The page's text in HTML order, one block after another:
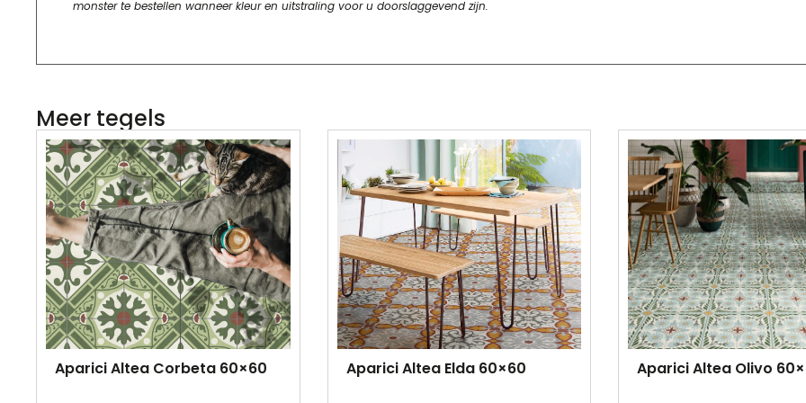
monster te bestellen wanneer kleur en uitstraling voor u doorslaggevend zijn.
Meer tegels
Aparici Altea Corbeta 60×60 Aparici Altea Elda 60×60 Aparici Altea Olivo